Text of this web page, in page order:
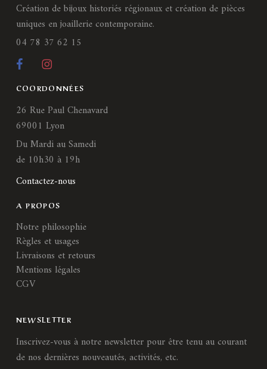
Création de bijoux historiés régionaux et création de pièces
uniques en joaillerie contemporaine.
04 78 37 62 15
COORDONNÉES
26 Rue Paul Chenavard
69001 Lyon
Du Mardi au Samedi
de 10h30 à 19h
Contactez-nous
A PROPOS
Notre philosophie
Règles et usages
Livraisons et retours
Mentions légales
CGV
NEWSLETTER
Inscrivez-vous à notre newsletter pour être tenu au courant
de nos dernières nouveautés, activités, etc.